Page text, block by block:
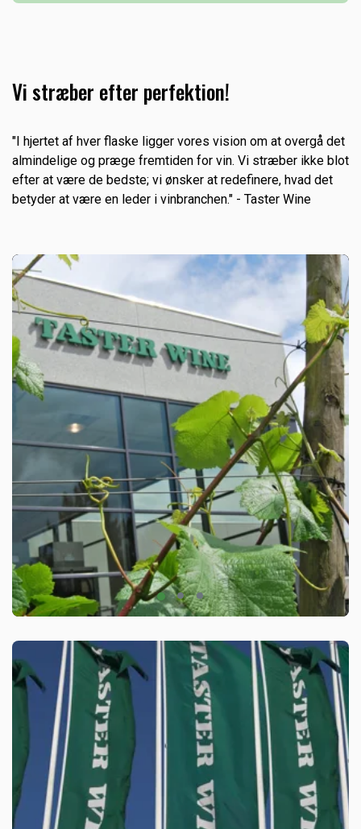
som er fordelt over hele landet. Idegrundlaget for
spiritussortiment som sælges til konkurrencedygtige
priser med en faglig rådgivning og betjening.
Vi stræber efter perfektion!
"I hjertet af hver flaske ligger vores vision om at overgå det
almindelige og præge fremtiden for vin. Vi stræber ikke blot
efter at være de bedste; vi ønsker at redefinere, hvad det
betyder at være en leder i vinbranchen." - Taster Wine